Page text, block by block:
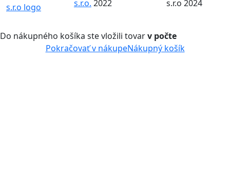
s.r.o. 2022 s.r.o 2024
Do nákupného košíka ste vložili tovarv počte
Pokračovať v nákupeNákupný košík